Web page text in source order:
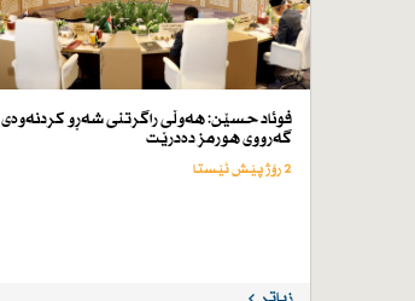
فوئاد حسێن: هەوڵی راگرتنی شەڕو كردنەوەی
گەرووی هورمز دەدرێت
2 رۆژ پێش ئێستا